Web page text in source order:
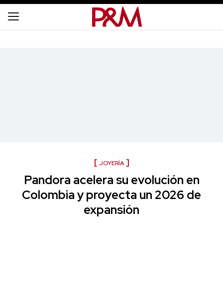
JOYERÍA
Pandora acelera su evolución en
Colombia y proyecta un 2026 de
expansión